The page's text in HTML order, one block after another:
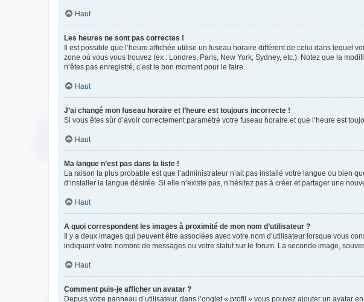
Haut
Les heures ne sont pas correctes !
Il est possible que l’heure affichée utilise un fuseau horaire différent de celui dans lequel
zone où vous vous trouvez (ex : Londres, Paris, New York, Sydney, etc.). Notez que la
n’êtes pas enregistré, c’est le bon moment pour le faire.
Haut
J’ai changé mon fuseau horaire et l’heure est toujours incorrecte !
Si vous êtes sûr d’avoir correctement paramétré votre fuseau horaire et que l’heure est
Haut
Ma langue n’est pas dans la liste !
La raison la plus probable est que l’administrateur n’ait pas installé votre langue ou bien
d’installer la langue désirée. Si elle n’existe pas, n’hésitez pas à créer et partager une
Haut
A quoi correspondent les images à proximité de mon nom d’utilisateur ?
Il y a deux images qui peuvent être associées avec votre nom d’utilisateur lorsque vous
indiquant votre nombre de messages ou votre statut sur le forum. La seconde image,
Haut
Comment puis-je afficher un avatar ?
Depuis votre panneau d’utilisateur, dans l’onglet « profil » vous pouvez ajouter un avatar